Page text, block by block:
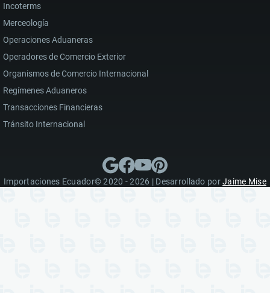
Incoterms
Merceología
Operaciones Aduaneras
Operadores de Comercio Exterior
Organismos de Comercio Internacional
Regímenes Aduaneros
Transacciones Financieras
Tránsito Internacional
Importaciones Ecuador© 2020 - 2026 | Desarrollado porJaime Mise